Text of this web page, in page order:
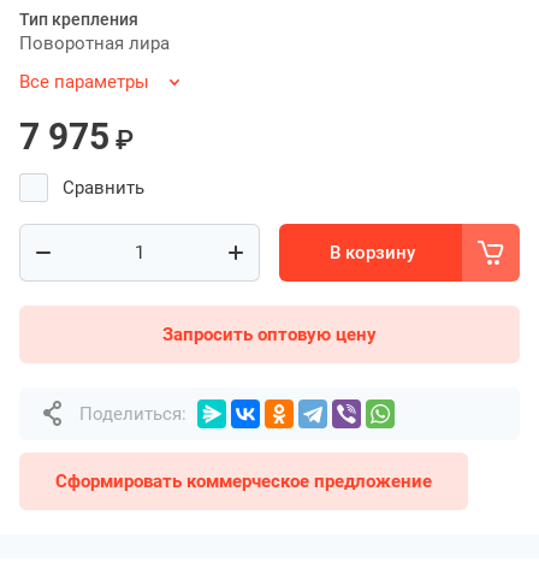
Тип крепления
Поворотная лира
Все параметры
7 975 ₽
Сравнить
В корзину
Запросить оптовую цену
Поделиться:
Сформировать коммерческое предложение